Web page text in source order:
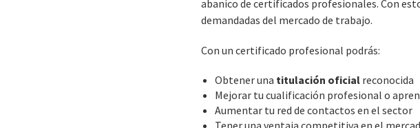
abanico de certificados profesionales. Con
demandadas del mercado de trabajo.
Con un certificado profesional podrás:
Obtener una titulación oficial reconocida
Mejorar tu cualificación profesional o
Aumentar tu red de contactos en el sector